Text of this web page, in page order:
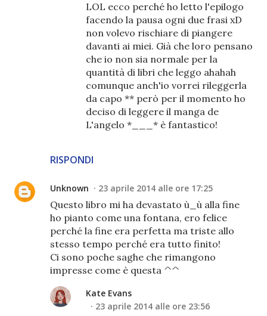
RISPONDI
LOL ecco perché ho letto l'epilogo
facendo la pausa ogni due frasi xD
non volevo rischiare di piangere
davanti ai miei. Già che loro pensano
che io non sia normale per la
quantità di libri che leggo ahahah
comunque anch'io vorrei rileggerla
da capo ** però per il momento ho
deciso di leggere il manga de
L'angelo *___* è fantastico!
Unknown 23 aprile 2014 alle ore 17:25
Questo libro mi ha devastato ù_ù alla fine
ho pianto come una fontana, ero felice
perché la fine era perfetta ma triste allo
stesso tempo perché era tutto finito!
Ci sono poche saghe che rimangono
impresse come è questa ^^
Kate Evans
23 aprile 2014 alle ore 23:56